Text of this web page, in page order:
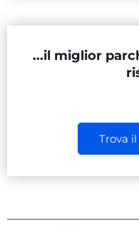
...il miglior
Trova